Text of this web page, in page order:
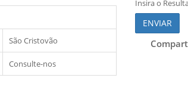
São Cristovão
Consulte-nos
Insira o
ENVIAR